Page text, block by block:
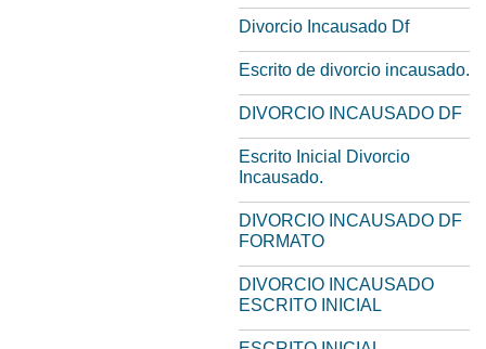
Divorcio Incausado Df
Escrito de divorcio incausado.
DIVORCIO INCAUSADO DF
Escrito Inicial Divorcio
Incausado.
DIVORCIO INCAUSADO DF
FORMATO
DIVORCIO INCAUSADO
ESCRITO INICIAL